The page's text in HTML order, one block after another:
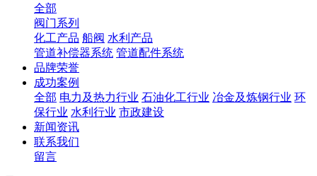
全部
阀门系列
化工产品 船阀 水利产品
管道补偿器系统 管道配件系统
品牌荣誉
成功案例
全部 电力及热力行业 石油化工行业 冶金及炼钢行业 环
保行业 水利行业 市政建设
新闻资讯
联系我们
留言